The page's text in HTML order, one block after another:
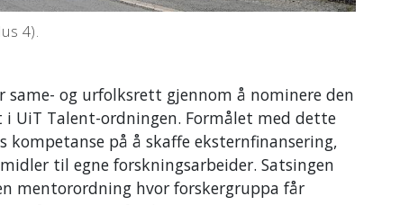
4).
og urfolksrett gjennom å nominere den
Talent-ordningen. Formålet med dette
på å skaffe eksternfinansering,
til egne forskningsarbeider. Satsingen
mentorordning hvor forskergruppa får